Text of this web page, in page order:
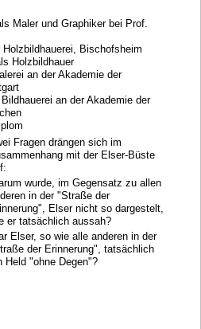
Maler und Graphiker bei Prof.
Bischofsheim
Holzbildhauer
an der Akademie der
an der Akademie der
Fragen drängen sich im
mit der Elser-Büste
wurde, im Gegensatz zu allen
in der "Straße der
Elser nicht so dargestelt,
er tatsächlich aussah?
Elser, so wie alle anderen in der
der Erinnerung", tatsächlich
Held "ohne Degen"?